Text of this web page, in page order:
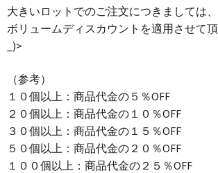
大きいロットでのご注文につきましては、
ボリュームディスカウントを適用させて頂
_)>
（参考）
１０個以上：商品代金の５％OFF
２０個以上：商品代金の１０％OFF
３０個以上：商品代金の１５％OFF
５０個以上：商品代金の２０％OFF
１００個以上：商品代金の２５％OFF